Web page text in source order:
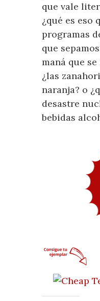
que vale
¿qué es eso
programas
que
maná que
¿las
naranja? o
desastre
bebidas